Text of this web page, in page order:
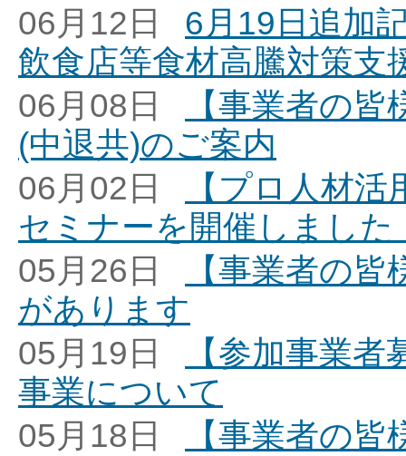
06月12日
6月19日追加
飲食店等食材高騰対策支
06月08日
【事業者の
(中退共)のご案内
06月02日
【プロ人材
セミナーを開催しました
05月26日
【事業者の
があります
05月19日
【参加事業
事業について
05月18日
【事業者の